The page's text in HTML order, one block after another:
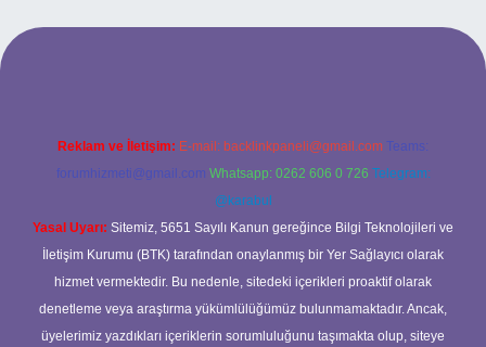
tulipbett.net/
Reklam ve İletişim: E-mail: backlinkpaneli@gmail.com Teams:
forumhizmeti@gmail.com Whatsapp: 0262 606 0 726 Telegram:
@karabul
Yasal Uyarı: Sitemiz, 5651 Sayılı Kanun gereğince Bilgi Teknolojileri ve
İletişim Kurumu (BTK) tarafından onaylanmış bir Yer Sağlayıcı olarak
hizmet vermektedir. Bu nedenle, sitedeki içerikleri proaktif olarak
denetleme veya araştırma yükümlülüğümüz bulunmamaktadır. Ancak,
üyelerimiz yazdıkları içeriklerin sorumluluğunu taşımakta olup, siteye